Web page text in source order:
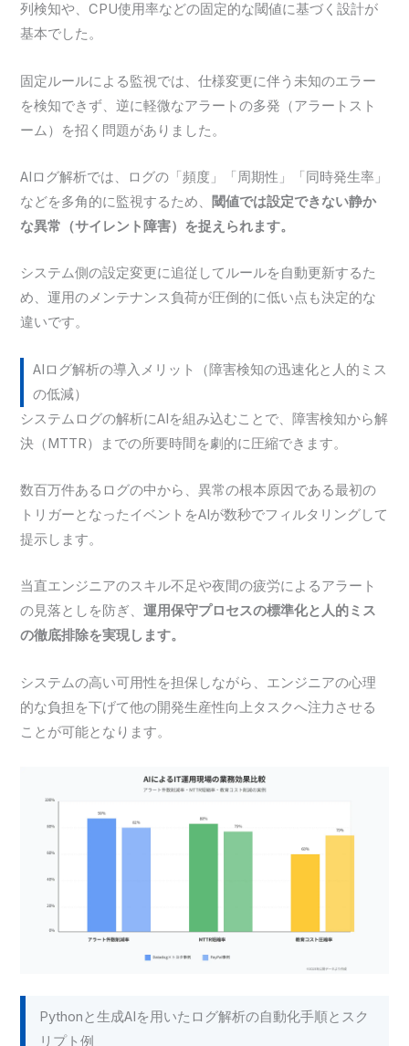
列検知や、CPU使用率などの固定的な閾値に基づく設計が
基本でした。
固定ルールによる監視では、仕様変更に伴う未知のエラー
を検知できず、逆に軽微なアラートの多発（アラートスト
ーム）を招く問題がありました。
AIログ解析では、ログの「頻度」「周期性」「同時発生率」
などを多角的に監視するため、 閾値では設定できない静か
な異常（サイレント障害）を捉えられます。
システム側の設定変更に追従してルールを自動更新するた
め、運用のメンテナンス負荷が圧倒的に低い点も決定的な
違いです。
AIログ解析の導入メリット（障害検知の迅速化と人的ミス
の低減）
システムログの解析にAIを組み込むことで、障害検知から解
決（MTTR）までの所要時間を劇的に圧縮できます。
数百万件あるログの中から、異常の根本原因である最初の
トリガーとなったイベントをAIが数秒でフィルタリングして
提示します。
当直エンジニアのスキル不足や夜間の疲労によるアラート
の見落としを防ぎ、運用保守プロセスの標準化と人的ミス
の徹底排除を実現します。
システムの高い可用性を担保しながら、エンジニアの心理
的な負担を下げて他の開発生産性向上タスクへ注力させる
ことが可能となります。
Pythonと生成AIを用いたログ解析の自動化手順とスク
リプト例